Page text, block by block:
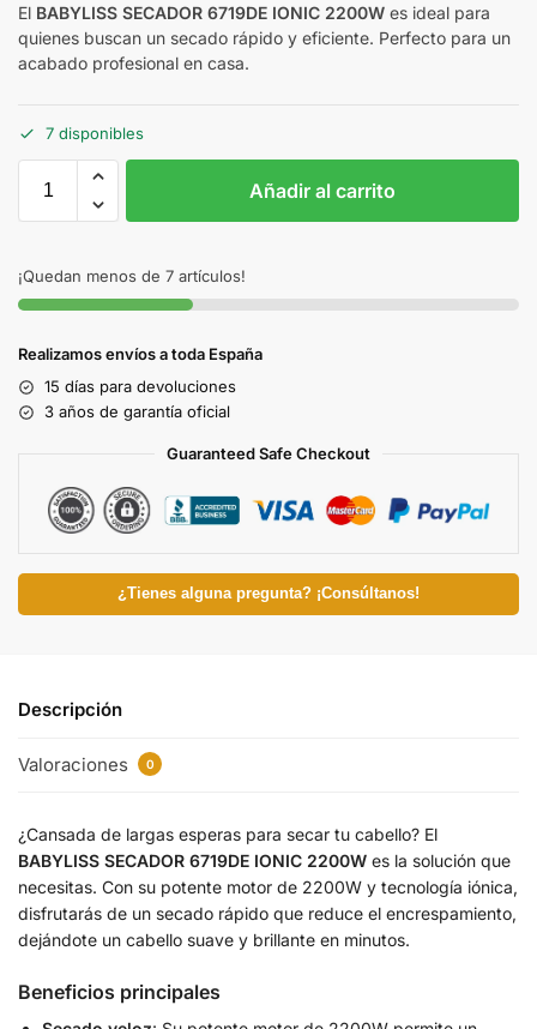
El BABYLISS SECADOR 6719DE IONIC 2200W es ideal para
quienes buscan un secado rápido y eficiente. Perfecto para un
acabado profesional en casa.
7 disponibles
Añadir al carrito
¡Quedan menos de 7 artículos!
Realizamos envíos a toda España
15 días para devoluciones
3 años de garantía oficial
Guaranteed Safe Checkout
¿Tienes alguna pregunta? ¡Consúltanos!
Descripción
Valoraciones 0
¿Cansada de largas esperas para secar tu cabello? El
BABYLISS SECADOR 6719DE IONIC 2200W es la solución que
necesitas. Con su potente motor de 2200W y tecnología iónica,
disfrutarás de un secado rápido que reduce el encrespamiento,
dejándote un cabello suave y brillante en minutos.
Beneficios principales